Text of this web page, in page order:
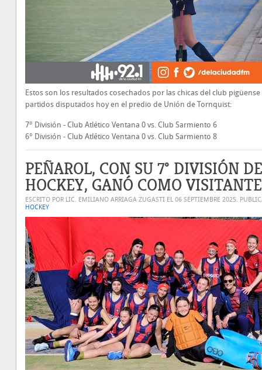
Estos son los resultados cosechados por las chicas del club pigüense
partidos disputados hoy en el predio de Unión de Tornquist:
7° División - Club Atlético Ventana 0 vs. Club Sarmiento 6
6° División - Club Atlético Ventana 0 vs. Club Sarmiento 8
PEÑAROL, CON SU 7° DIVISIÓN DE
HOCKEY, GANÓ COMO VISITANTE
ESCRITO POR LIC. EMILIANO ARRIAGA ZUGASTI EL 06 SEPTIEMBRE 2025.
HOCKEY